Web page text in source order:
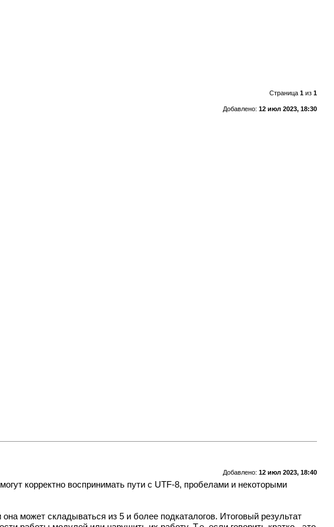
Страница 1из 1
Добавлено: 12 июл 2023, 18:30
Добавлено: 12 июл 2023, 18:40
корректно воспринимать пути с UTF-8, пробелами и некоторыми
может складываться из 5 и более подкаталогов. Итоговый результат